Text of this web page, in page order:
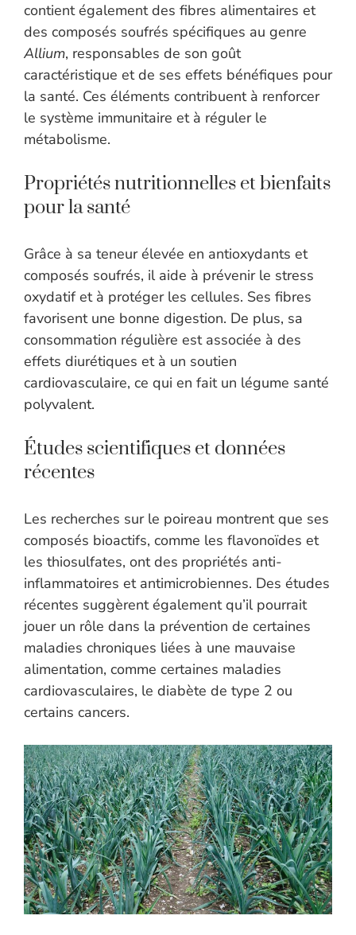
contient également des fibres alimentaires et
des composés soufrés spécifiques au genre
Allium, responsables de son goût
caractéristique et de ses effets bénéfiques pour
la santé. Ces éléments contribuent à renforcer
le système immunitaire et à réguler le
métabolisme.
Propriétés nutritionnelles et bienfaits
pour la santé
Grâce à sa teneur élevée en antioxydants et
composés soufrés, il aide à prévenir le stress
oxydatif et à protéger les cellules. Ses fibres
favorisent une bonne digestion. De plus, sa
consommation régulière est associée à des
effets diurétiques et à un soutien
cardiovasculaire, ce qui en fait un légume santé
polyvalent.
Études scientifiques et données
récentes
Les recherches sur le poireau montrent que ses
composés bioactifs, comme les flavonoïdes et
les thiosulfates, ont des propriétés anti-
inflammatoires et antimicrobiennes. Des études
récentes suggèrent également qu’il pourrait
jouer un rôle dans la prévention de certaines
maladies chroniques liées à une mauvaise
alimentation, comme certaines maladies
cardiovasculaires, le diabète de type 2 ou
certains cancers.